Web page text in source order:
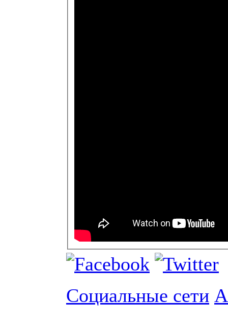
Социальные сети